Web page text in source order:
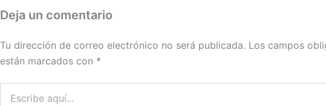
Deja un comentario
Tu dirección de correo electrónico no será publicada. Los campos
están marcados con *
aquí...